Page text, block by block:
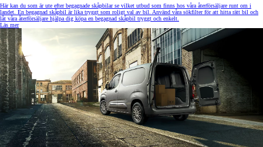
Här kan du som är ute efter begagnade skåpbilar se vilket utbud som finns hos våra återförsäljare runt om i
landet. En begagnad skåpbil är lika tryggt som roligt val av bil. Använd våra sökfilter för att hitta rätt bil och
låt våra återförsäljare hjälpa dig köpa en begagnad skåpbil tryggt och enkelt.
Läs mer